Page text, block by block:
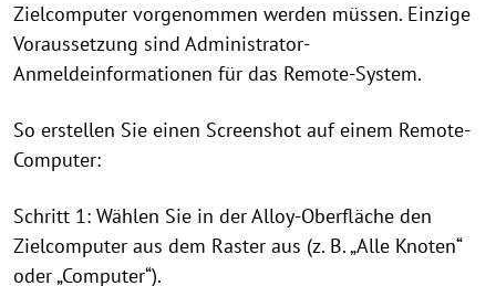
Zielcomputer vorgenommen werden müssen. Einzige
Voraussetzung sind Administrator-
Anmeldeinformationen für das Remote-System.
So erstellen Sie einen Screenshot auf einem Remote-
Computer:
Schritt 1: Wählen Sie in der Alloy-Oberfläche den
Zielcomputer aus dem Raster aus (z. B. „Alle Knoten“
oder „Computer“).